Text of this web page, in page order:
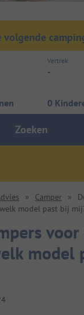
Vertrek
-
0
Zoeken
» Camper »
model past bij
model